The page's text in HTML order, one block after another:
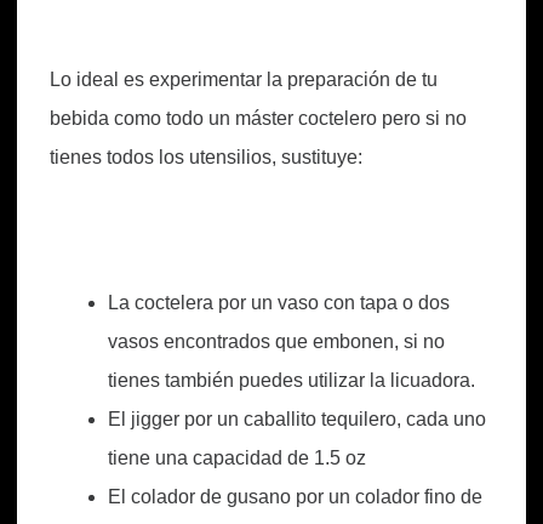
Lo ideal es experimentar la preparación de tu
bebida como todo un máster coctelero pero si no
tienes todos los utensilios, sustituye:
La coctelera por un vaso con tapa o dos
vasos encontrados que embonen, si no
tienes también puedes utilizar la licuadora.
El jigger por un caballito tequilero, cada uno
tiene una capacidad de 1.5 oz
El colador de gusano por un colador fino de